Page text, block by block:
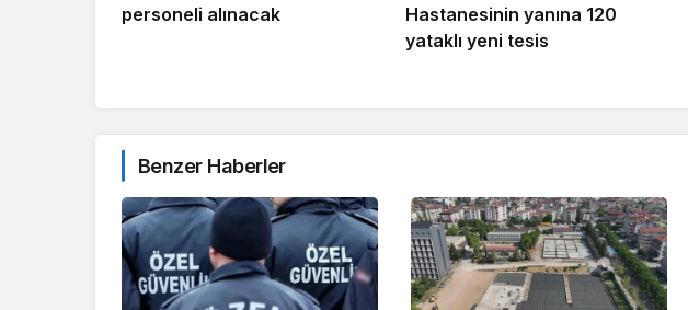
personeli alınacak
Hastanesinin yanına 120
yataklı yeni tesis
Benzer Haberler